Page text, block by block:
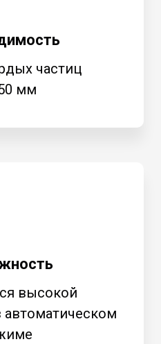
частиц
мм
высокой